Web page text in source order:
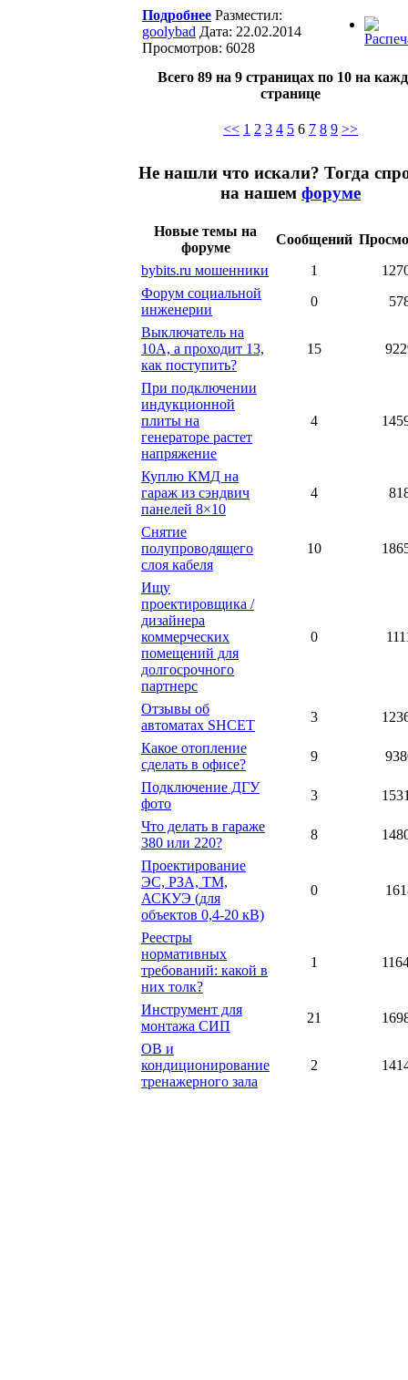
Подробнее Разместил:
goolybad Дата: 22.02.2014
Просмотров: 6028
Всего 89 на 9 страницах по 10 на
странице
<< 1 2 3 4 5 6 7 8 9 >>
Не нашли что искали? Тогда
на нашем форуме
Новые темы на
форуме
Сообщений
bybits.ru мошенники
1
Форум социальной
инженерии
0
Выключатель на
10А, а проходит 13,
как поступить?
15
При подключении
индукционной
плиты на
генераторе растет
напряжение
4
Куплю КМД на
гараж из сэндвич
панелей 8×10
4
Снятие
полупроводящего
слоя кабеля
10
Ищу
проектировщика /
дизайнера
коммерческих
помещений для
долгосрочного
партнерс
0
Отзывы об
автоматах SHCET
3
Какое отопление
сделать в офисе?
9
Подключение ДГУ
фото
3
Что делать в гараже
380 или 220?
8
Проектирование
ЭС, РЗА, ТМ,
АСКУЭ (для
объектов 0,4-20 кВ)
0
Реестры
нормативных
требований: какой в
них толк?
1
Инструмент для
монтажа СИП
21
ОВ и
кондиционирование
тренажерного зала
2